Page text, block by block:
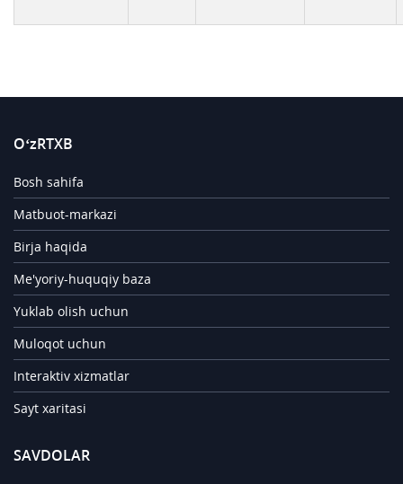
O‘zRTXB
Bosh sahifa
Matbuot-markazi
Birja haqida
Me'yoriy-huquqiy baza
Yuklab olish uchun
Muloqot uchun
Interaktiv xizmatlar
Sayt xaritasi
SAVDOLAR